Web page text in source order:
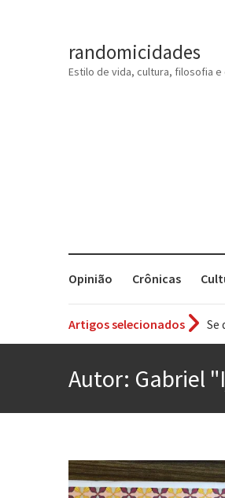
randomicidades
Estilo de vida, cultura, filosofia e
Opinião Crônicas
Artigos selecionados
Os
Autor: Gabriel